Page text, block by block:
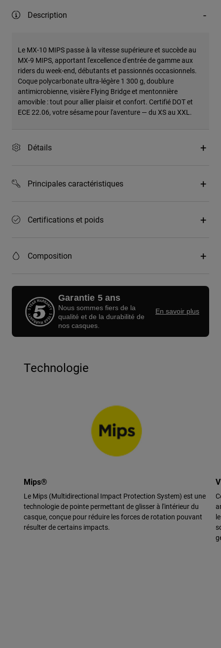
Description
Le MX-10 MIPS passe à la vitesse supérieure et succède au
MX-9 MIPS, apportant l'excellence d'entrée de gamme aux
riders du week-end, débutants et passionnés occasionnels.
Coque polycarbonate ultra-légère 1 300 g, doublure
antimicrobienne, visière Flying Bridge et mentonnière
amovible : tout pour allier plaisir et confort. Certifié DOT et
ECE 22.06, votre sésame pour l'aventure — du XS au XXL.
Détails
Principales caractéristiques
Certifications et poids
Composition
Garantie 5 ans
Nous sommes fiers de la
qualité et de la durabilité de
nos casques.
En savoir plus
Technologie
Mips®
Le Mips (Multidirectional Impact Protection System) est une
technologie de pointe permettant de glisser à l'intérieur du
casque, conçue pour réduire les forces de rotation pouvant
résulter de certains impacts.